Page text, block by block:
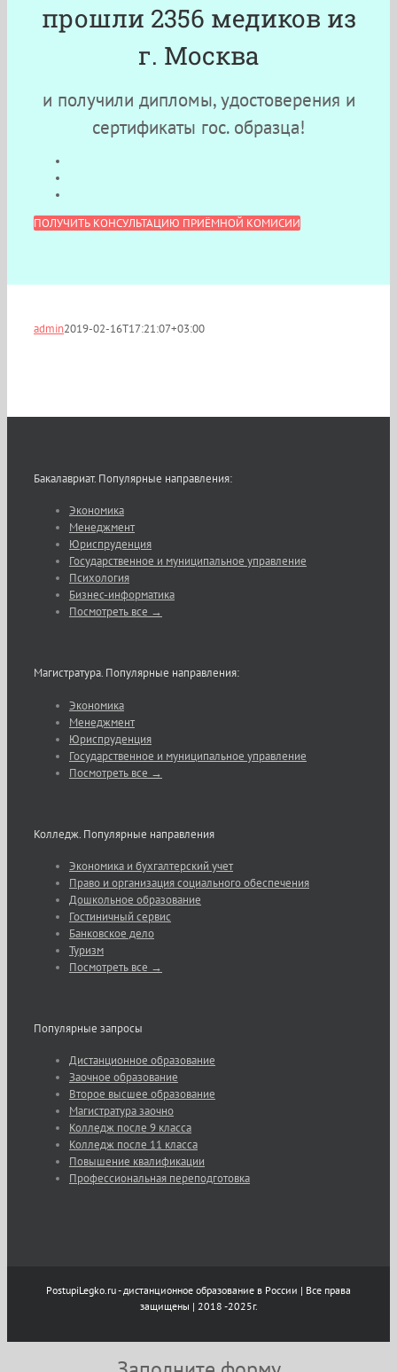
прошли 2356 медиков из
г. Москва
и получили дипломы, удостоверения и
сертификаты гос. образца!
ПОЛУЧИТЬ КОНСУЛЬТАЦИЮ ПРИЁМНОЙ КОМИСИИ
admin2019-02-16T17:21:07+03:00
Бакалавриат. Популярные направления:
Экономика
Менеджмент
Юриспруденция
Государственное и муниципальное управление
Психология
Бизнес-информатика
Посмотреть все →
Магистратура. Популярные направления:
Экономика
Менеджмент
Юриспруденция
Государственное и муниципальное управление
Посмотреть все →
Колледж. Популярные направления
Экономика и бухгалтерский учет
Право и организация социального обеспечения
Дошкольное образование
Гостиничный сервис
Банковское дело
Туризм
Посмотреть все →
Популярные запросы
Дистанционное образование
Заочное образование
Второе высшее образование
Магистратура заочно
Колледж после 9 класса
Колледж после 11 класса
Повышение квалификации
Профессиональная переподготовка
PostupiLegko.ru - дистанционное образование в России | Все права
защищены | 2018 -2025г.